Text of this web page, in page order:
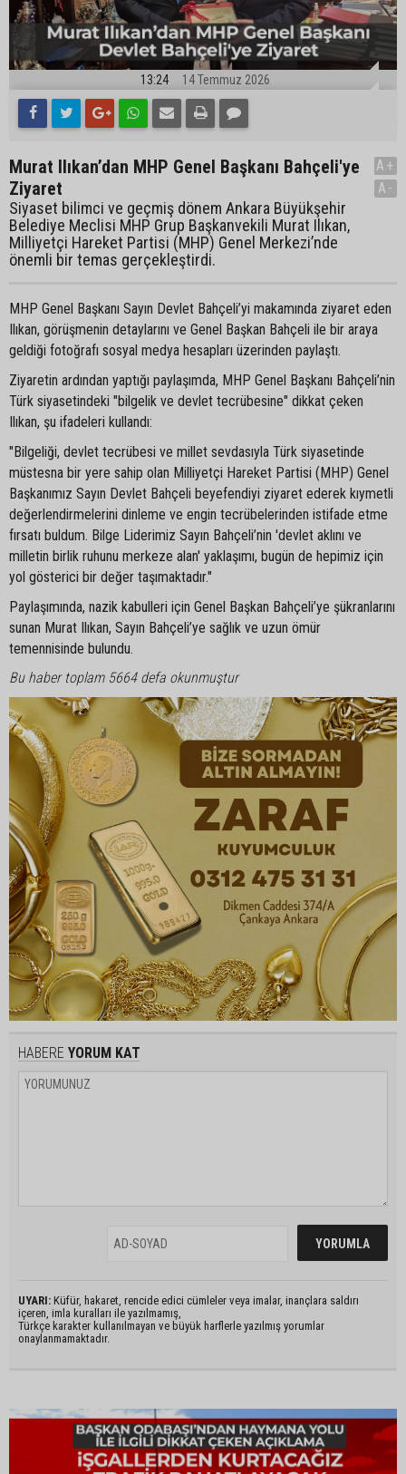
13:24 14 Temmuz 2026
Murat Ilıkan’dan MHP Genel Başkanı Bahçeli'ye
Ziyaret
Siyaset bilimci ve geçmiş dönem Ankara Büyükşehir
Belediye Meclisi MHP Grup Başkanvekili Murat Ilıkan,
Milliyetçi Hareket Partisi (MHP) Genel Merkezi’nde
önemli bir temas gerçekleştirdi.
A+
A-
MHP Genel Başkanı Sayın Devlet Bahçeli’yi makamında ziyaret eden
Ilıkan, görüşmenin detaylarını ve Genel Başkan Bahçeli ile bir araya
geldiği fotoğrafı sosyal medya hesapları üzerinden paylaştı.
Ziyaretin ardından yaptığı paylaşımda, MHP Genel Başkanı Bahçeli’nin
Türk siyasetindeki "bilgelik ve devlet tecrübesine" dikkat çeken
Ilıkan, şu ifadeleri kullandı:
"Bilgeliği, devlet tecrübesi ve millet sevdasıyla Türk siyasetinde
müstesna bir yere sahip olan Milliyetçi Hareket Partisi (MHP) Genel
Başkanımız Sayın Devlet Bahçeli beyefendiyi ziyaret ederek kıymetli
değerlendirmelerini dinleme ve engin tecrübelerinden istifade etme
fırsatı buldum. Bilge Liderimiz Sayın Bahçeli’nin 'devlet aklını ve
milletin birlik ruhunu merkeze alan' yaklaşımı, bugün de hepimiz için
yol gösterici bir değer taşımaktadır."
Paylaşımında, nazik kabulleri için Genel Başkan Bahçeli’ye şükranlarını
sunan Murat Ilıkan, Sayın Bahçeli’ye sağlık ve uzun ömür
temennisinde bulundu.
Bu haber toplam 5664 defa okunmuştur
HABERE YORUM KAT
UYARI: Küfür, hakaret, rencide edici cümleler veya imalar, inançlara saldırı
içeren, imla kuralları ile yazılmamış,
Türkçe karakter kullanılmayan ve büyük harflerle yazılmış yorumlar
onaylanmamaktadır.